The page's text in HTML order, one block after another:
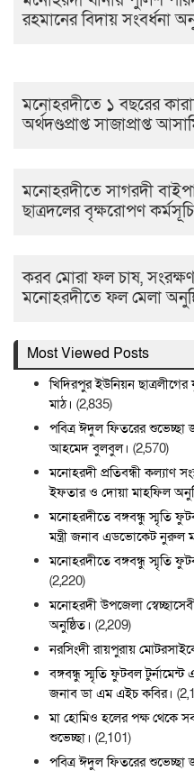
রহমানের বিদায় সংবর্ধনা
মনোহরদীতে ১ বছরের
অর্থদণ্ডপ্রাপ্ত সাজাপ্রাপ্ত
মনোহরদীতে সাগরদী
ছাত্রদলের বৃক্ষরোপণ
করব মোরা ফল চাষ,
মনোহরদীতে ফল মেলা
Most Viewed Posts
খিদিরপুর ইউনিয়ন ছাত্রলীগের
মাঠ। (2,835)
পবিত্র ঈদুল ফিতরের শুভেচ্ছা
আহমেদ বুলবুল। (2,570)
মনোহরদী প্রতিবন্ধী কল্যাণ
ইফতার ও দোয়া মাহফিল
মনোহরদীতে বঙ্গবন্ধু স্মৃতি
মন্ত্রী জনাব এডভোকেট নুরুল
মনোহরদীতে বঙ্গবন্ধু স্মৃতি
(2,220)
মনোহরদী উপজেলা
অনুষ্ঠিত। (2,209)
নরসিংদী রায়পুরায়
বঙ্গবন্ধু স্মৃতি ফুটবল টুর্নামেন্ট
জনাব ডা এম এইচ কবির।
মা হোমিও হলের পক্ষ থেকে
শুভেচ্ছা। (2,101)
পবিত্র ঈদুল ফিতরের শুভেচ্ছা